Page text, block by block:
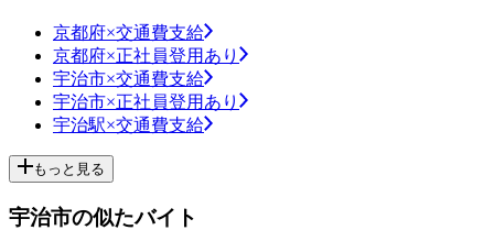
京都府×交通費支給
京都府×正社員登用あり
宇治市×交通費支給
宇治市×正社員登用あり
宇治駅×交通費支給
もっと見る
宇治市の似たバイト